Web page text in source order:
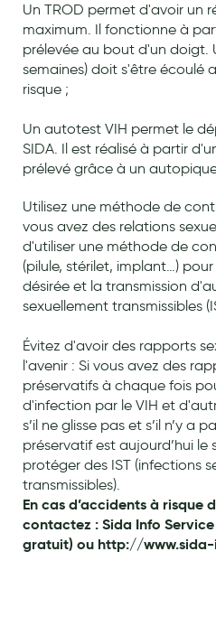
Voies respiratoires
Oligothérapie
Compléments alimentaires
Médicaments et Santé
Premiers soins
Pansements
Hygiène nasale
Antibactériens
Nutrition clinique
Anti-poux
Solaire et moustique
Piqûres insectes
Appareils
Soins jambes lourdes
Contention veineuse
Contactologie
Un TROD permet d'avoir un
maximum. Il fonctionne à
prélevée au bout d'un doigt.
semaines) doit s'être écoulé
risque ;
Un autotest VIH permet le
SIDA. Il est réalisé à partir
prélevé grâce à un
Utilisez une méthode de
vous avez des relations
d'utiliser une méthode de
(pilule, stérilet, implant…)
désirée et la transmission
sexuellement transmissibles
Évitez d'avoir des rapports
l'avenir : Si vous avez des
préservatifs à chaque fois
d'infection par le VIH et
s’il ne glisse pas et s’il n’y a
préservatif est aujourd’hui le
protéger des IST (infections
transmissibles).
En cas d’accidents à risque
contactez : Sida Info
gratuit) ou http://